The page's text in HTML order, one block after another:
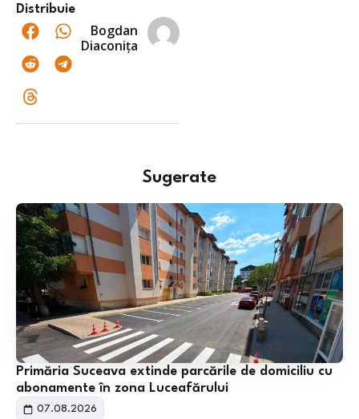
Distribuie
Bogdan
Diaconița
Sugerate
Primăria Suceava extinde parcările de domiciliu cu
abonamente în zona Luceafărului
07.08.2026